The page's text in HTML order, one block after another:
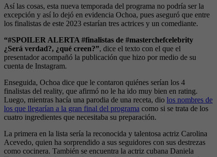
Así las cosas, esta nueva temporada del programa no podría ser la
excepción y así lo dejó en evidencia Ochoa, pues aseguró que entre
los finalistas de este 2023 estarían tres actrices y un comediante.
“#SPOILER ALERTA #finalistas de #masterchefcelebrity
¿Será verdad?, ¿qué creen?”, dice el texto con el que el
presentador acompañó la publicación que hizo por medio de su
cuenta de Instagram.
Enseguida, Ochoa dice que le contaron quiénes serían los 4
finalistas del reality, que afirmó no le ha ido muy bien en rating.
Luego, mientras hacía una parodia de una receta, dio los nombres de
los que llegarían a la gran final del programa como si se trata de los
cuatro ingredientes que necesitaba su preparación.
La primera en la lista sería la reconocida y talentosa actriz Carolina
Acevedo, quien ha sorprendido a sus seguidores con sus destrezas
como cocinera. También se encuentra la actriz cubana Daniela